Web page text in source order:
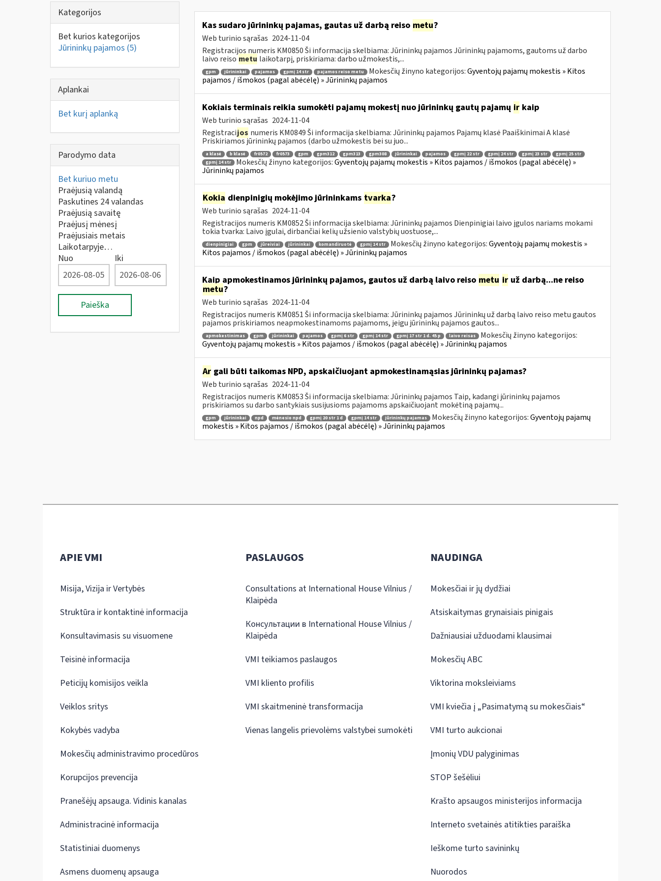
Kategorijos
Bet kurios kategorijos
Jūrininkų pajamos (5)
Aplankai
Bet kurį aplanką
Parodymo data
Bet kuriuo metu
Praėjusią valandą
Paskutines 24 valandas
Praėjusią savaitę
Praėjusį mėnesį
Praėjusiais metais
Laikotarpyje…
Nuo
Iki
Paieška
Kas sudaro jūrininkų pajamas, gautas už darbą reiso metu?
Web turinio sąrašas 2024-11-04
Registracijos numeris KM0850 Ši informacija skelbiama: Jūrininkų pajamos Jūrininkų pajamoms, gautoms už darbo
laivo reiso metu laikotarpį, priskiriama: darbo užmokestis,...
gpm jūrininkai pajamos gpmį 14 str pajamos reiso metu Mokesčių žinyno kategorijos:Gyventojų pajamų mokestis » Kitos
pajamos / išmokos (pagal abėcėlę) » Jūrininkų pajamos
Kokiais terminais reikia sumokėti pajamų mokestį nuo jūrininkų gautų pajamų irkaip
Web turinio sąrašas 2024-11-04
Registracijos numeris KM0849 Ši informacija skelbiama: Jūrininkų pajamos Pajamų klasė Paaiškinimai A klasė
Priskiriamos jūrininkų pajamos (darbo užmokestis bei su juo...
a klasė b klasė fr0572 fr0573 gpm gpm312 gpm313 gpm308 jūrininkai pajamos gpmį 22 str gpmį 24 str gpmį 23 str
gpmį 25 str
gpmį 14 str
Mokesčių žinyno kategorijos:Gyventojų pajamų mokestis » Kitos pajamos / išmokos (pagal abėcėlę) »
Jūrininkų pajamos
Kokia dienpinigių mokėjimo jūrininkams tvarka?
Web turinio sąrašas 2024-11-04
Registracijos numeris KM0852 Ši informacija skelbiama: Jūrininkų pajamos Dienpinigiai laivo įgulos nariams mokami
tokia tvarka: Laivo įgulai, dirbančiai kelių užsienio valstybių uostuose,...
dienpinigiai gpm jūreiviai jūrininkai komandiruotė gpmį 14 str Mokesčių žinyno kategorijos:Gyventojų pajamų mokestis »
Kitos pajamos / išmokos (pagal abėcėlę) » Jūrininkų pajamos
Kaip apmokestinamos jūrininkų pajamos, gautos už darbą laivo reiso metu iruž darbą...ne reiso
metu?
Web turinio sąrašas 2024-11-04
Registracijos numeris KM0851 Ši informacija skelbiama: Jūrininkų pajamos Jūrininkų už darbą laivo reiso metu gautos
pajamos priskiriamos neapmokestinamoms pajamoms, jeigu jūrininkų pajamos gautos...
apmokestinimas gpm jūrininkai pajamos gpmį 6 str gpmį 14 str gpmį 17 str 1 d. 45 p laivo reisas
Mokesčių žinyno kategorijos:
Gyventojų pajamų mokestis » Kitos pajamos / išmokos (pagal abėcėlę) » Jūrininkų pajamos
Argali būti taikomas NPD, apskaičiuojant apmokestinamąsias jūrininkų pajamas?
Web turinio sąrašas 2024-11-04
Registracijos numeris KM0853 Ši informacija skelbiama: Jūrininkų pajamos Taip, kadangi jūrininkų pajamos
priskiriamos su darbo santykiais susijusioms pajamoms apskaičiuojant mokėtiną pajamų...
gpm jūrininkai npd mėnesio npd gpmį 20 str 1 d gpmį 14 str jūrininkų pajamas Mokesčių žinyno kategorijos:Gyventojų pajamų
mokestis » Kitos pajamos / išmokos (pagal abėcėlę) » Jūrininkų pajamos
APIE VMI
Misija, Vizija ir Vertybės
Struktūra ir kontaktinė informacija
Konsultavimasis su visuomene
Teisinė informacija
Peticijų komisijos veikla
Veiklos sritys
Kokybės vadyba
Mokesčių administravimo procedūros
Korupcijos prevencija
Pranešėjų apsauga. Vidinis kanalas
Administracinė informacija
Statistiniai duomenys
Asmens duomenų apsauga
PASLAUGOS
Consultations at International House Vilnius /
Klaipėda
Консультации в International House Vilnius /
Klaipėda
VMI teikiamos paslaugos
VMI kliento profilis
VMI skaitmeninė transformacija
Vienas langelis prievolėms valstybei sumokėti
NAUDINGA
Mokesčiai ir jų dydžiai
Atsiskaitymas grynaisiais pinigais
Dažniausiai užduodami klausimai
Mokesčių ABC
Viktorina moksleiviams
VMI kviečia į „Pasimatymą su mokesčiais“
VMI turto aukcionai
Įmonių VDU palyginimas
STOP šešėliui
Krašto apsaugos ministerijos informacija
Interneto svetainės atitikties paraiška
Ieškome turto savininkų
Nuorodos